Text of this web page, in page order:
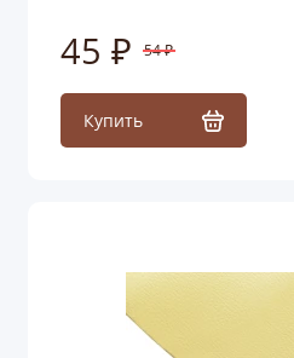
45 ₽ 54 ₽
Купить